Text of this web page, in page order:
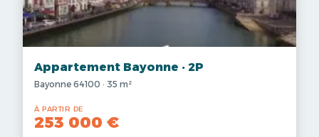
Appartement Bayonne · 2P
Bayonne 64100 · 35 m²
À PARTIR DE
253 000 €